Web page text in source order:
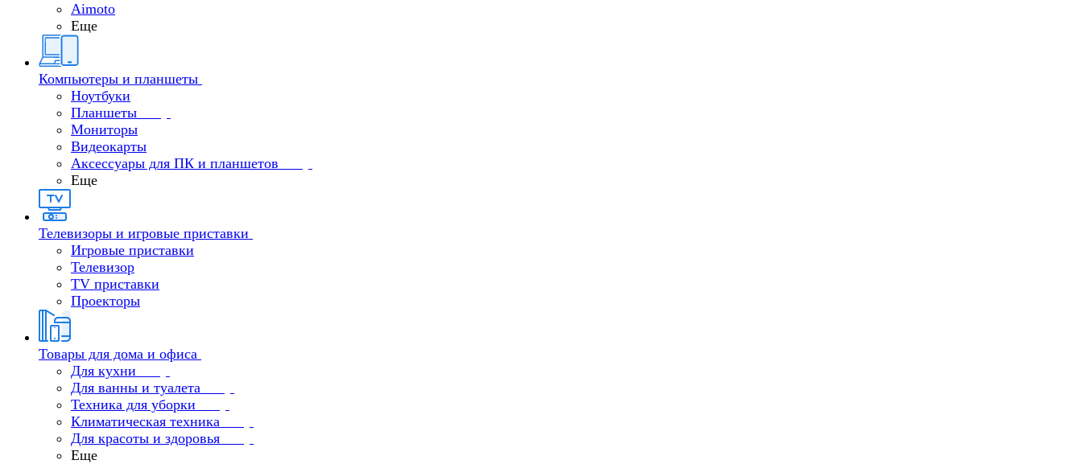
Aimoto
Еще
Компьютеры и планшеты
Ноутбуки
Планшеты
Мониторы
Видеокарты
Аксессуары для ПК и планшетов
Еще
Телевизоры и игровые приставки
Игровые приставки
Телевизор
TV приставки
Проекторы
Товары для дома и офиса
Для кухни
Для ванны и туалета
Техника для уборки
Климатическая техника
Для красоты и здоровья
Еще